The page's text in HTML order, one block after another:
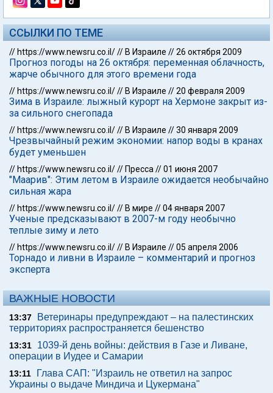
ССЫЛКИ ПО ТЕМЕ
// https://www.newsru.co.il/// В Израиле //26 октября 2009
Прогноз погоды на 26 октября: переменная облачность,
жарче обычного для этого времени года
// https://www.newsru.co.il/// В Израиле //20 февраля 2009
Зима в Израиле: лыжный курорт на Хермоне закрыт из-
за сильного снегопада
// https://www.newsru.co.il/// В Израиле //30 января 2009
Чрезвычайный режим экономии: напор воды в кранах
будет уменьшен
// https://www.newsru.co.il/// Пресса //01 июня 2007
"Маарив": Этим летом в Израиле ожидается необычайно
сильная жара
// https://www.newsru.co.il/// В мире //04 января 2007
Ученые предсказывают в 2007-м году необычно
теплые зиму и лето
// https://www.newsru.co.il/// В Израиле //05 апреля 2006
Торнадо и ливни в Израиле – комментарий и прогноз
эксперта
ВАЖНЫЕ НОВОСТИ
13:37
Ветеринары предупреждают – на палестинских
территориях распространяется бешенство
13:31
1039-й день войны: действия в Газе и Ливане,
операции в Иудее и Самарии
13:11
Глава САП: "Израиль не ответил на запрос
Украины о выдаче Миндича и Цукермана"